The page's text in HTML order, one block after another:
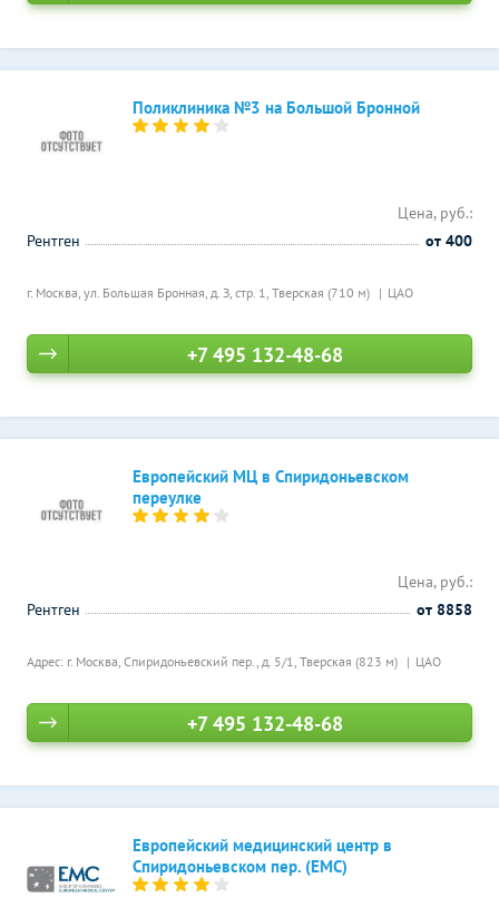
Поликлиника №3 на Большой Бронной
г. Москва, ул. Большая Бронная, д. З, стр. 1, Тверская (710 м) ЦАО
Цена, руб.:
Рентген
от 400
+7 495 132-48-68
Европейский МЦ в Спиридоньевском
переулке
Адрес: г. Москва, Спиридоньевский пер., д. 5/1, Тверская (823 м) ЦАО
Цена, руб.:
Рентген
от 8858
+7 495 132-48-68
Европейский медицинский центр в
Спиридоньевском пер. (ЕМС)